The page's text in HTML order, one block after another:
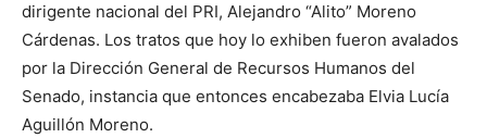
dirigente nacional del PRI, Alejandro “Alito” Moreno
Cárdenas. Los tratos que hoy lo exhiben fueron avalados
por la Dirección General de Recursos Humanos del
Senado, instancia que entonces encabezaba Elvia Lucía
Aguillón Moreno.